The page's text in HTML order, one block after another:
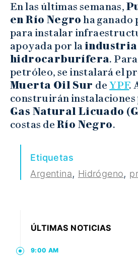
En las últimas semanas,
en Río Negro ha ganado
para instalar
apoyada por laindustria
hidrocarburífera.
petróleo, se instalará el
Muerta Oil Sur deYPF.
construirán
Gas Natural Licuado
costas deRío Negro.
Etiquetas
Argentina, Hidrógeno,
ÚLTIMAS NOTICIAS
9:00 AM